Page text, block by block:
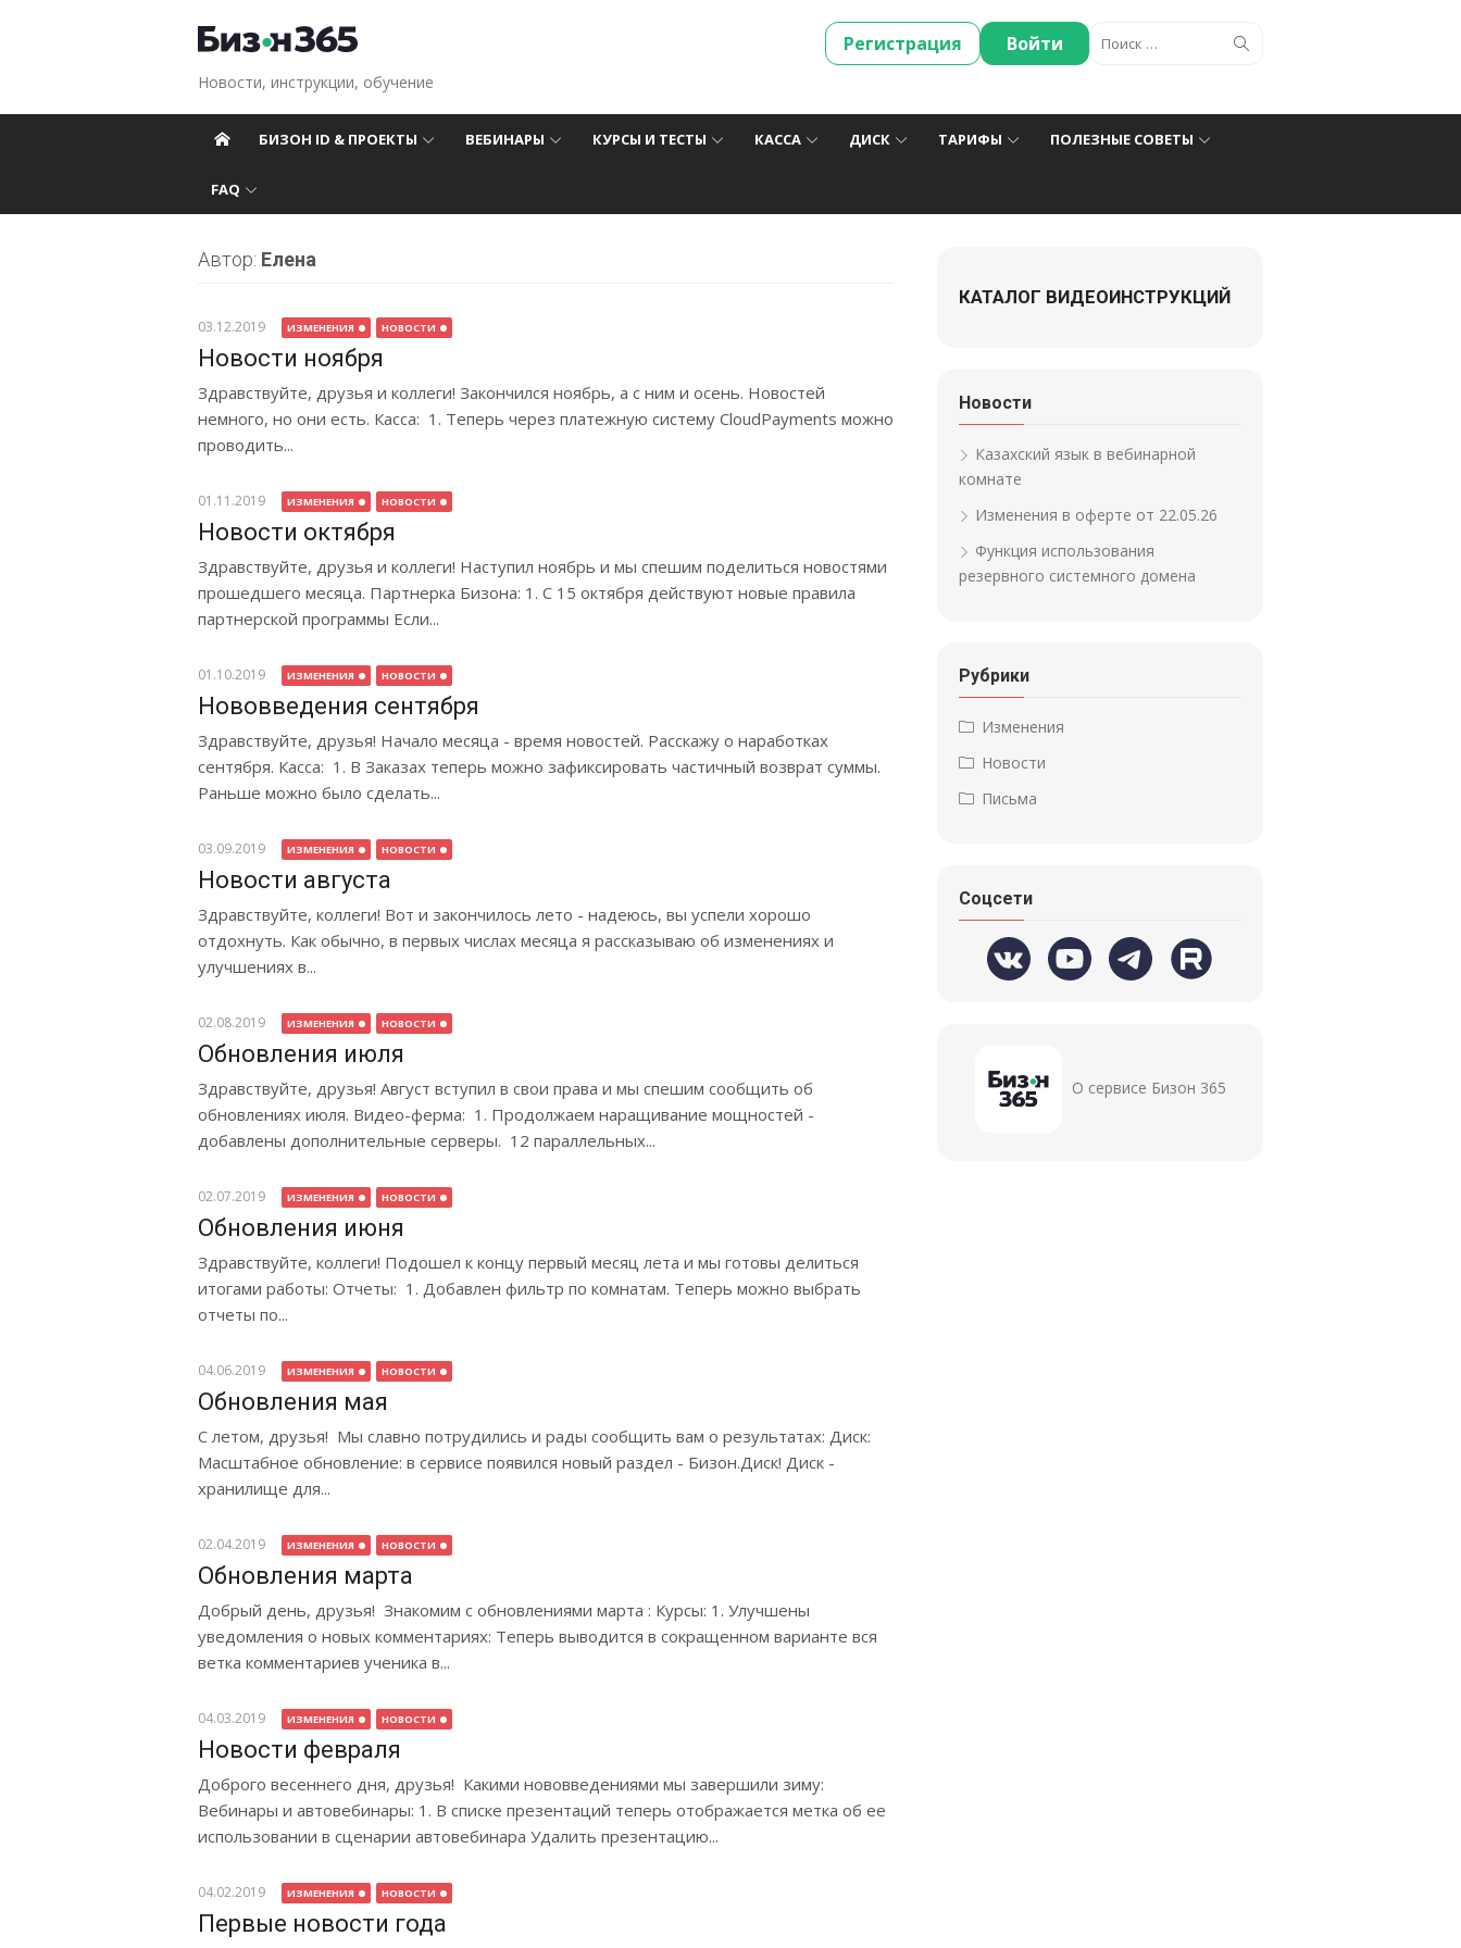
Новости, инструкции, обучение
Искать:
Регистрация Войти
БИЗОН ID & ПРОЕКТЫ ВЕБИНАРЫ КУРСЫ И ТЕСТЫ КАССА ДИСК ТАРИФЫ ПОЛЕЗНЫЕ СОВЕТЫ
FAQ
Автор: Елена
03.12.2019 ИЗМЕНЕНИЯ НОВОСТИ
Новости ноября
Здравствуйте, друзья и коллеги! Закончился ноябрь, а с ним и осень. Новостей
немного, но они есть. Касса: 1. Теперь через платежную систему CloudPayments можно
проводить...
01.11.2019 ИЗМЕНЕНИЯ НОВОСТИ
Новости октября
Здравствуйте, друзья и коллеги! Наступил ноябрь и мы спешим поделиться новостями
прошедшего месяца. Партнерка Бизона: 1. С 15 октября действуют новые правила
партнерской программы Если...
01.10.2019 ИЗМЕНЕНИЯ НОВОСТИ
Нововведения сентября
Здравствуйте, друзья! Начало месяца - время новостей. Расскажу о наработках
сентября. Касса: 1. В Заказах теперь можно зафиксировать частичный возврат суммы.
Раньше можно было сделать...
03.09.2019 ИЗМЕНЕНИЯ НОВОСТИ
Новости августа
Здравствуйте, коллеги! Вот и закончилось лето - надеюсь, вы успели хорошо
отдохнуть. Как обычно, в первых числах месяца я рассказываю об изменениях и
улучшениях в...
02.08.2019 ИЗМЕНЕНИЯ НОВОСТИ
Обновления июля
Здравствуйте, друзья! Август вступил в свои права и мы спешим сообщить об
обновлениях июля. Видео-ферма: 1. Продолжаем наращивание мощностей -
добавлены дополнительные серверы. 12 параллельных...
02.07.2019 ИЗМЕНЕНИЯ НОВОСТИ
Обновления июня
Здравствуйте, коллеги! Подошел к концу первый месяц лета и мы готовы делиться
итогами работы: Отчеты: 1. Добавлен фильтр по комнатам. Теперь можно выбрать
отчеты по...
04.06.2019 ИЗМЕНЕНИЯ НОВОСТИ
Обновления мая
С летом, друзья! Мы славно потрудились и рады сообщить вам о результатах: Диск:
Масштабное обновление: в сервисе появился новый раздел - Бизон.Диск! Диск -
хранилище для...
02.04.2019 ИЗМЕНЕНИЯ НОВОСТИ
Обновления марта
Добрый день, друзья! Знакомим с обновлениями марта : Курсы: 1. Улучшены
уведомления о новых комментариях: Теперь выводится в сокращенном варианте вся
ветка комментариев ученика в...
04.03.2019 ИЗМЕНЕНИЯ НОВОСТИ
Новости февраля
Доброго весеннего дня, друзья! Какими нововведениями мы завершили зиму:
Вебинары и автовебинары: 1. В списке презентаций теперь отображается метка об ее
использовании в сценарии автовебинара Удалить презентацию...
04.02.2019 ИЗМЕНЕНИЯ НОВОСТИ
Первые новости года
КАТАЛОГ ВИДЕОИНСТРУКЦИЙ
Новости
Казахский язык в вебинарной
комнате
Изменения в оферте от 22.05.26
Функция использования
резервного системного домена
Рубрики
Изменения
Новости
Письма
Соцсети
О сервисе Бизон 365